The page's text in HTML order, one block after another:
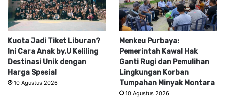
Kuota Jadi Tiket Liburan?
Ini Cara Anak by.U Keliling
Destinasi Unik dengan
Harga Spesial
10 Agustus 2026
Menkeu Purbaya:
Pemerintah Kawal Hak
Ganti Rugi dan Pemulihan
Lingkungan Korban
Tumpahan Minyak Montara
10 Agustus 2026